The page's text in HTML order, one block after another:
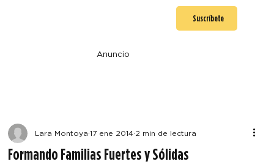
Suscríbete
Anuncio
Formando Familias Fuertes y Sólidas
Lara Montoya 17 ene 2014 2 min de lectura